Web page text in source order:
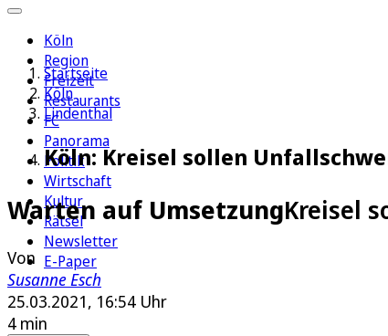
Köln
Region
Freizeit
Restaurants
FC
Panorama
Politik
Wirtschaft
Kultur
Rätsel
Newsletter
E-Paper
Startseite
Köln
Lindenthal
Köln: Kreisel sollen
Warten auf UmsetzungKreisel
Von
Susanne Esch
25.03.2021, 16:54 Uhr
4 min